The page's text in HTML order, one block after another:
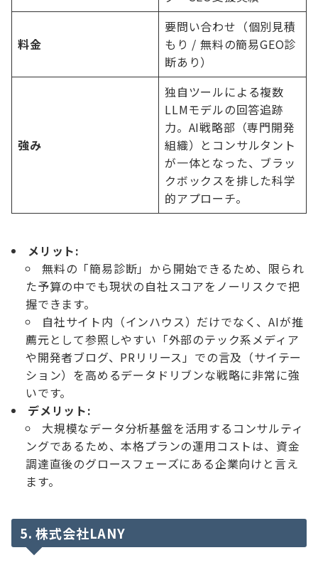
料金
要問い合わせ（個別見積
もり / 無料の簡易GEO診
断あり）
強み
独自ツールによる複数
LLMモデルの回答追跡
力。AI戦略部（専門開発
組織）とコンサルタント
が一体となった、ブラッ
クボックスを排した科学
的アプローチ。
メリット:
無料の「簡易診断」から開始できるため、限られ
た予算の中でも現状の自社スコアをノーリスクで把
握できます。
自社サイト内（インハウス）だけでなく、AIが推
薦元として参照しやすい「外部のテック系メディア
や開発者ブログ、PRリリース」での言及（サイテー
ション）を高めるデータドリブンな戦略に非常に強
いです。
デメリット:
大規模なデータ分析基盤を活用するコンサルティ
ングであるため、本格プランの運用コストは、資金
調達直後のグロースフェーズにある企業向けと言え
ます。
5. 株式会社LANY